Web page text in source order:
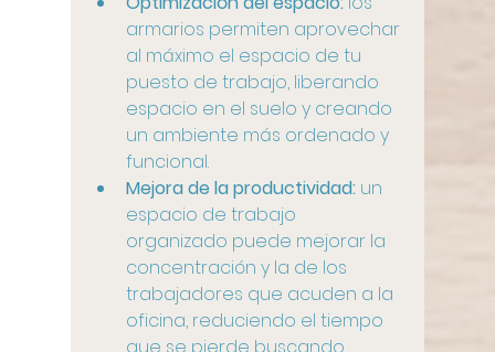
armarios permiten aprovechar
al máximo el espacio de tu
puesto de trabajo, liberando
espacio en el suelo y creando
un ambiente más ordenado y
funcional.
Mejora de la productividad: un
espacio de trabajo
organizado puede mejorar la
concentración y la de los
trabajadores que acuden a la
oficina, reduciendo el tiempo